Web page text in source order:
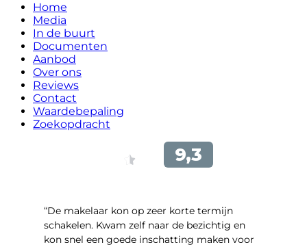
Home
Media
In de buurt
Documenten
Aanbod
Over ons
Reviews
Contact
Waardebepaling
Zoekopdracht
“De makelaar kon op zeer korte termijn
schakelen. Kwam zelf naar de bezichtig en
kon snel een goede inschatting maken voor